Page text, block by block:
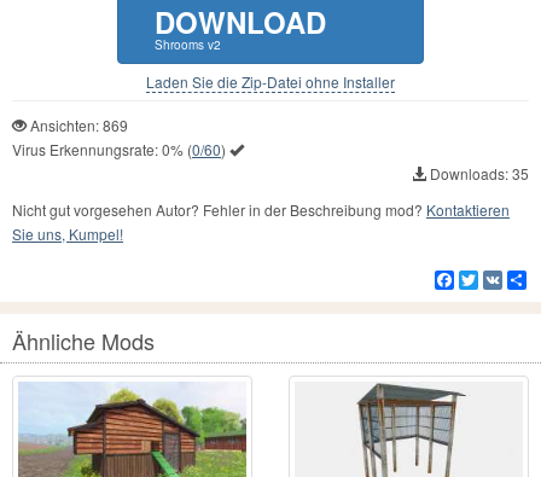
DOWNLOAD
Shrooms v2
Laden Sie die Zip-Datei ohne Installer
Ansichten: 869
Virus Erkennungsrate:0% (0/60)
Downloads: 35
Nicht gut vorgesehen Autor? Fehler in der Beschreibung mod? Kontaktieren
Sie uns, Kumpel!
Facebook
Twitter
VK
Ähnliche Mods